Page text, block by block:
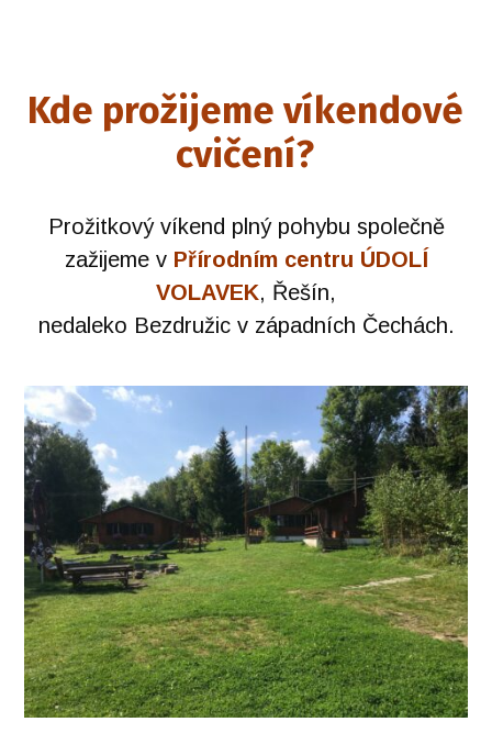
Kde prožijeme víkendové
cvičení?
Prožitkový víkend plný pohybu společně
zažijeme v Přírodním centru ÚDOLÍ
VOLAVEK, Řešín,
nedaleko Bezdružic v západních Čechách.